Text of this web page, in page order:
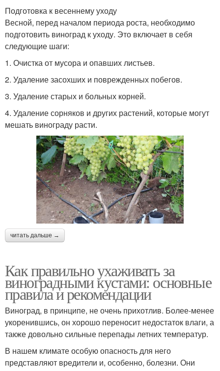
Подготовка к весеннему уходу
Весной, перед началом периода роста, необходимо
подготовить виноград к уходу. Это включает в себя
следующие шаги:
1. Очистка от мусора и опавших листьев.
2. Удаление засохших и поврежденных побегов.
3. Удаление старых и больных корней.
4. Удаление сорняков и других растений, которые могут
мешать винограду расти.
читать дальше →
Как правильно ухаживать за
виноградными кустами: основные
правила и рекомендации
Виноград, в принципе, не очень прихотлив. Более-менее
укоренившись, он хорошо переносит недостаток влаги, а
также довольно сильные перепады летних температур.
В нашем климате особую опасность для него
представляют вредители и, особенно, болезни. Они